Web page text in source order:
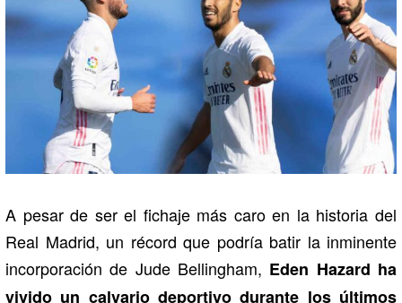
A pesar de ser el fichaje más caro en la historia del
Real Madrid, un récord que podría batir la inminente
incorporación de Jude Bellingham, Eden Hazard ha
vivido un calvario deportivo durante los últimos